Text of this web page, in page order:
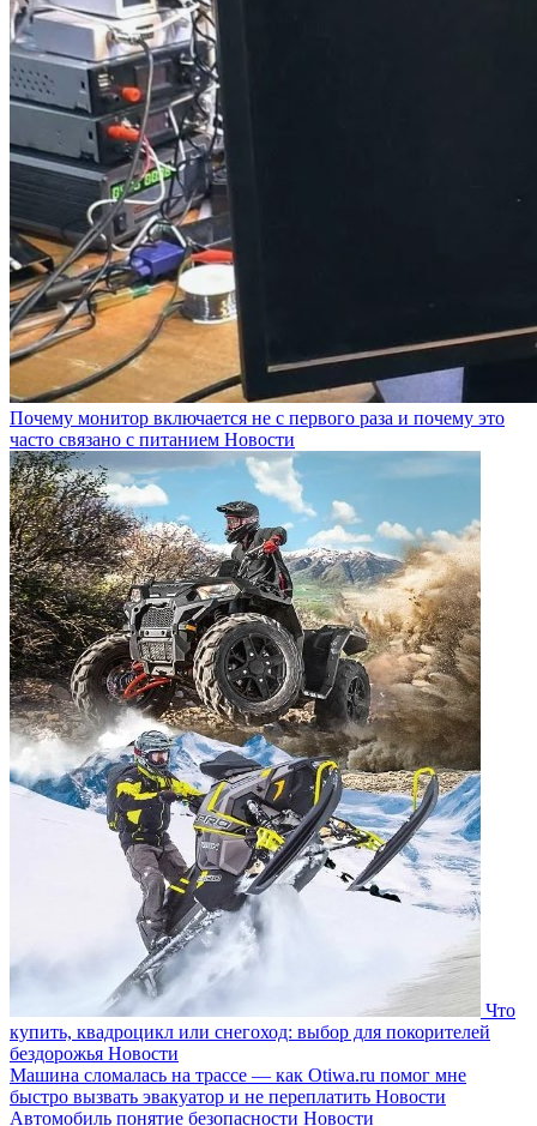
Почему монитор включается не с первого раза и почему это
часто связано с питанием Новости
Что
купить, квадроцикл или снегоход: выбор для покорителей
бездорожья Новости
Машина сломалась на трассе — как Otiwa.ru помог мне
быстро вызвать эвакуатор и не переплатить Новости
Автомобиль понятие безопасности Новости